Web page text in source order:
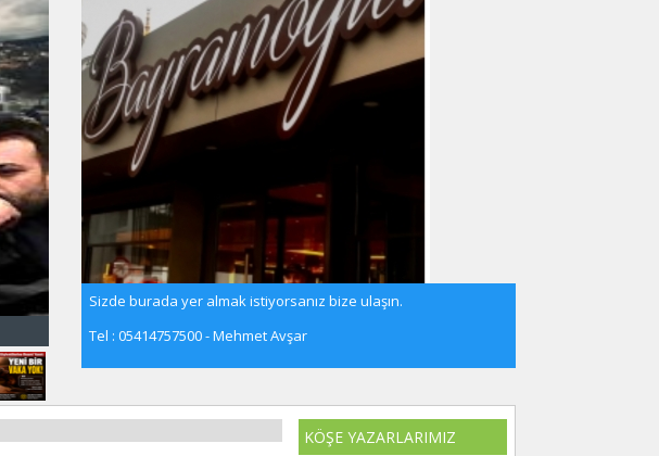
Sizde burada yer almak istiyorsanız bize ulaşın.
Tel : 05414757500 - Mehmet Avşar
KÖŞE YAZARLARIMIZ